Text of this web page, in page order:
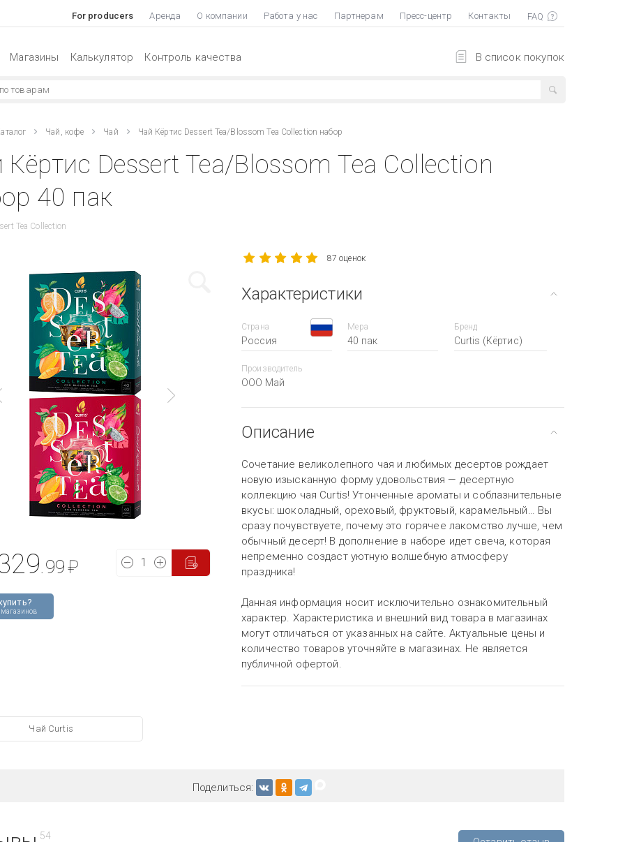
For producers Аренда О компании Работа у нас Партнерам Пресс-центр Контакты
В список покупок
Магазины Калькулятор Контроль качества
Чай, кофе Чай Чай Кёртис Dessert Tea/Blossom Tea Collection набор
Кёртис Dessert Tea/Blossom Tea Collection
40 пак
Tea Collection
магазинов
.99₽
87 оценок
Характеристики
Страна
Россия
Мера
40 пак
Бренд
Curtis (Кёртис)
Производитель
ООО Май
Описание
Сочетание великолепного чая и любимых десертов рождает
новую изысканную форму удовольствия — десертную
коллекцию чая Curtis! Утонченные ароматы и соблазнительные
вкусы: шоколадный, ореховый, фруктовый, карамельный… Вы
сразу почувствуете, почему это горячее лакомство лучше, чем
обычный десерт! В дополнение в наборе идет свеча, которая
непременно создаст уютную волшебную атмосферу
праздника!
Данная информация носит исключительно ознакомительный
характер. Характеристика и внешний вид товара в магазинах
могут отличаться от указанных на сайте. Актуальные цены и
количество товаров уточняйте в магазинах. Не является
публичной офертой.
Чай Curtis
Поделиться:
54